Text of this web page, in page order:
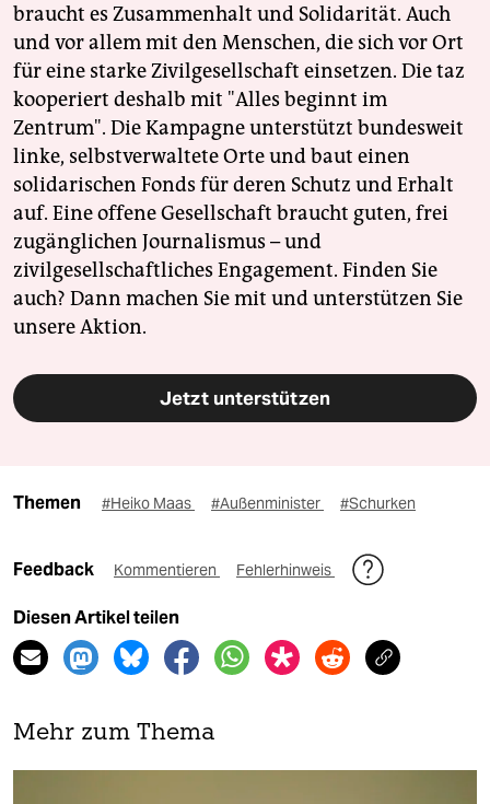
braucht es Zusammenhalt und Solidarität. Auch
und vor allem mit den Menschen, die sich vor Ort
für eine starke Zivilgesellschaft einsetzen. Die taz
kooperiert deshalb mit "Alles beginnt im
Zentrum". Die Kampagne unterstützt bundesweit
linke, selbstverwaltete Orte und baut einen
solidarischen Fonds für deren Schutz und Erhalt
auf. Eine offene Gesellschaft braucht guten, frei
zugänglichen Journalismus – und
zivilgesellschaftliches Engagement. Finden Sie
auch? Dann machen Sie mit und unterstützen Sie
unsere Aktion.
Jetzt unterstützen
Themen #Heiko Maas #Außenminister #Schurken
Feedback Kommentieren Fehlerhinweis
Diesen Artikel teilen
Mehr zum Thema